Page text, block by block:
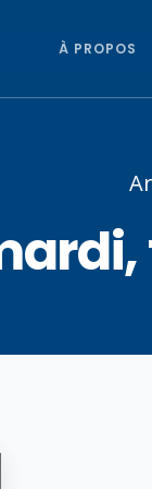
À PROPOS